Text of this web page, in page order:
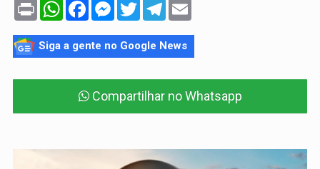
Print WhatsAppFacebookMessenger
TwitterTelegram
Siga a gente no Google News
Compartilhar no Whatsapp